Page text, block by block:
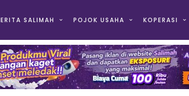
SALIMAH POJOK USAHA KOPERASI